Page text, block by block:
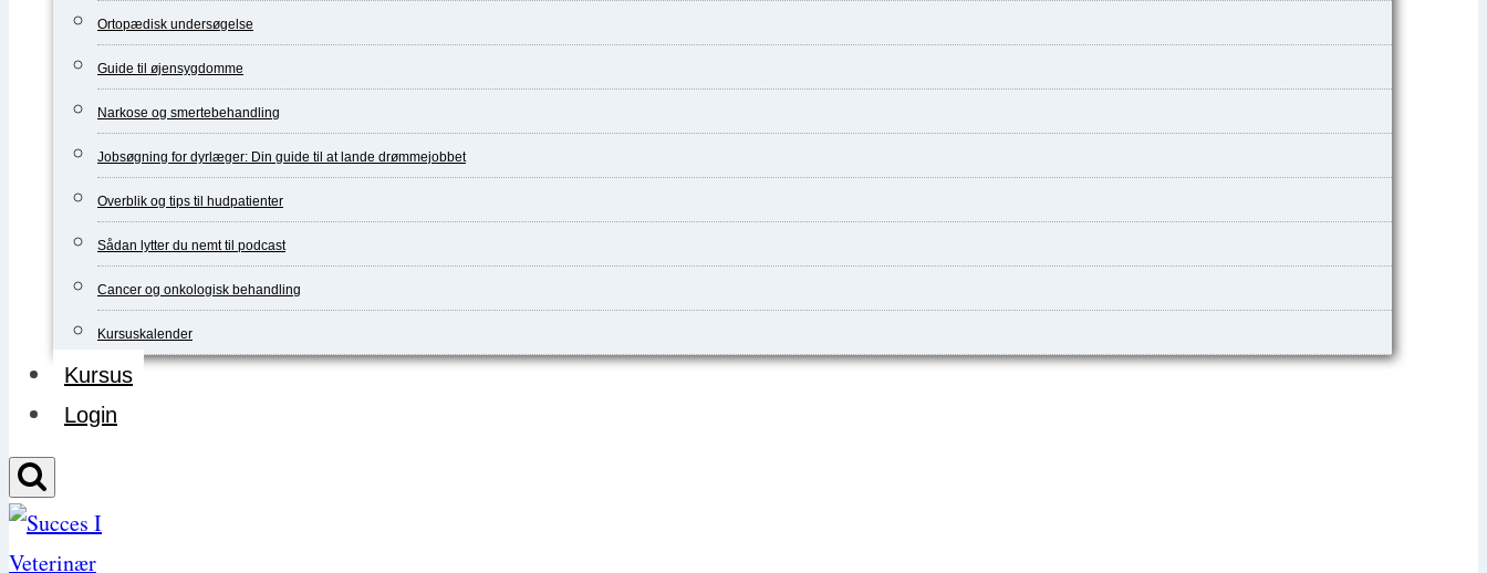
Ortopædisk undersøgelse
Guide til øjensygdomme
Narkose og smertebehandling
Jobsøgning for dyrlæger: Din guide til at lande drømmejobbet
Overblik og tips til hudpatienter
Sådan lytter du nemt til podcast
Cancer og onkologisk behandling
Kursuskalender
Kursus
Login